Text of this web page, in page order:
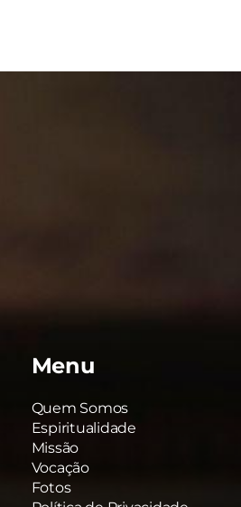
Menu
Quem Somos
Espiritualidade
Missão
Vocação
Fotos